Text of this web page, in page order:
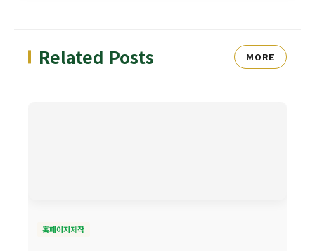
Related Posts MORE
홈페이지제작